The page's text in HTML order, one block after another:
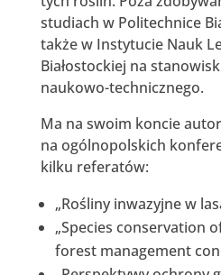
studiach w Politechnice
także w Instytucie Nauk
Białostockiej na
naukowo-technicznego.
Ma na swoim koncie
na ogólnopolskich
kilku referatów:
„Rośliny inwazyjne w
„Species conservation
forest management